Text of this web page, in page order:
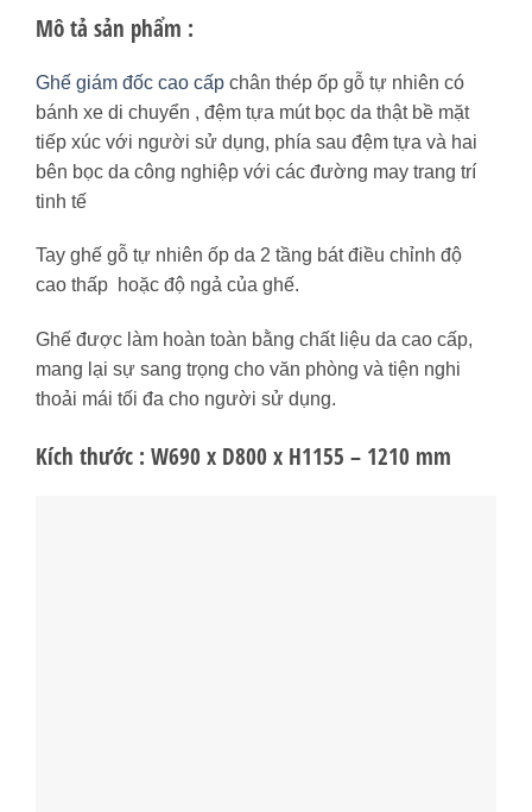
Mô tả sản phẩm :
Ghế giám đốc cao cấp chân thép ốp gỗ tự nhiên có
bánh xe di chuyển , đệm tựa mút bọc da thật bề mặt
tiếp xúc với người sử dụng, phía sau đệm tựa và hai
bên bọc da công nghiệp với các đường may trang trí
tinh tế
Tay ghế gỗ tự nhiên ốp da 2 tầng bát điều chỉnh độ
cao thấp hoặc độ ngả của ghế.
Ghế được làm hoàn toàn bằng chất liệu da cao cấp,
mang lại sự sang trọng cho văn phòng và tiện nghi
thoải mái tối đa cho người sử dụng.
Kích thước : W690 x D800 x H1155 – 1210 mm